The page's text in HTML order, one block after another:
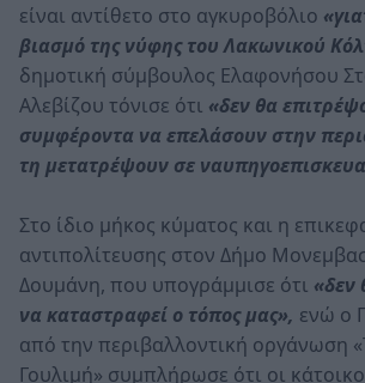
είναι αντίθετο στο αγκυροβόλιο
βιασμό της νύφης του Λακωνικού
δημοτική σύμβουλος Ελαφονήσου
Αλεβίζου τόνισε ότι «δεν θα
συμφέροντα να επελάσουν στην
τη μετατρέψουν σε
Στο ίδιο μήκος κύματος και η
αντιπολίτευσης στον Δήμο
Δουμάνη, που υπογράμμισε ότι «δεν
να καταστραφεί ο τόπος μας», ενώ ο
από την περιβαλλοντική οργάνωση
Γουλιμή» συμπλήρωσε ότι οι